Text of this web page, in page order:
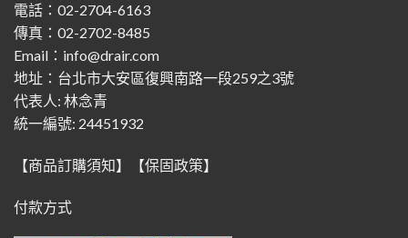
電話：02-2704-6163
傳真：02-2702-8485
Email：info@drair.com
地址： 台北市大安區復興南路一段259之3號
代表人: 林念青
統一編號: 24451932
【商品訂購須知】 【保固政策】
付款方式